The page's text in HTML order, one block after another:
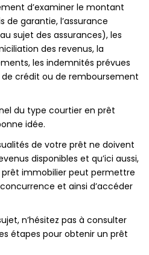
d’examiner le montant
de garantie, l’assurance
sujet des assurances), les
des revenus, la
les indemnités prévues
crédit ou de remboursement
du type courtier en prêt
idée.
de votre prêt ne doivent
disponibles et qu’ici aussi,
immobilier peut permettre
et ainsi d’accéder
n’hésitez pas à consulter
étapes pour obtenir un prêt